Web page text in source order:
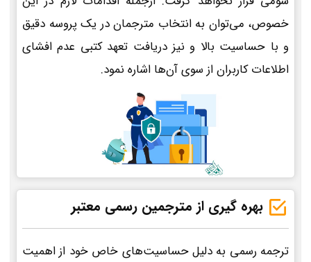
خصوص، می‌توان به انتخاب مترجمان در یک پروسه دقیق
و با حساسیت بالا و نیز دریافت تعهد کتبی عدم افشای
اطلاعات کاربران از سوی آن‌ها اشاره نمود.
بهره گیری از مترجمین رسمی معتبر
ترجمه رسمی به دلیل حساسیت‌های خاص خود از اهمیت